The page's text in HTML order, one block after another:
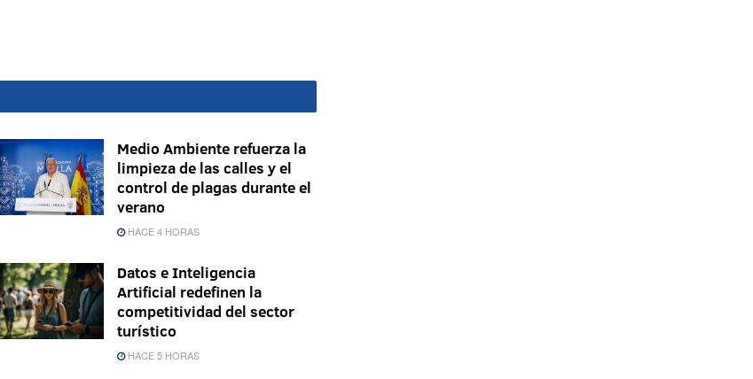
Medio Ambiente refuerza la
limpieza de las calles y el
control de plagas durante el
verano
HACE 4 HORAS
Datos e Inteligencia
Artificial redefinen la
competitividad del sector
turístico
HACE 5 HORAS